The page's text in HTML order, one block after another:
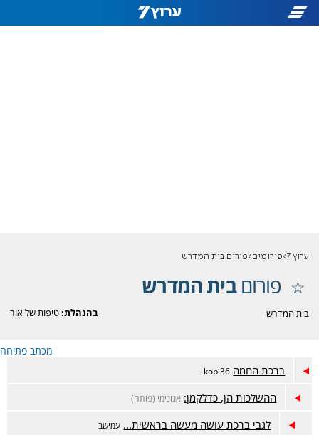
ערוץ 7 פורומים פורום בית המדרש
פורוםבית המדרש
בהנהלת:טיפות של אור בית המדרש
מכתב פתיחה
ברכת החמה kobi36
ההשלכות הן, כדלקמן: אנונימי (פותח)
לגבי ברכת עושה מעשה בראשית... עמישב